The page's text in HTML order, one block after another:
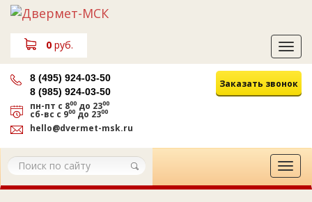
0 руб.
8 (495) 924-03-50
8 (985) 924-03-50
Заказать звонок
пн-пт с 800 до 2300
сб-вс с 900 до 2300
hello@dvermet-msk.ru